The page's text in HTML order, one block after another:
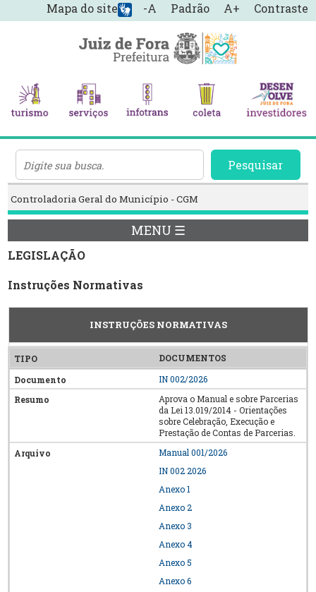
-A Padrão A+ Contraste
Mapa do site
Pesquisar
Controladoria Geral do Município - CGM
MENU ☰
LEGISLAÇÃO
Instruções Normativas
INSTRUÇÕES NORMATIVAS
DOCUMENTOS
IN 002/2026
Aprova o Manual e sobre Parcerias
da Lei 13.019/2014 - Orientações
sobre Celebração, Execução e
Prestação de Contas de Parcerias.
Manual 001/2026
IN 002 2026
Anexo 1
Anexo 2
Anexo 3
Anexo 4
Anexo 5
Anexo 6